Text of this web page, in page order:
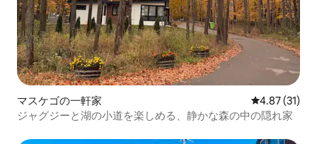
マスケゴの一軒家 レビュー31
4.87 (31)
ジャグジーと湖の小道を楽しめる、静かな森の中の隠れ家